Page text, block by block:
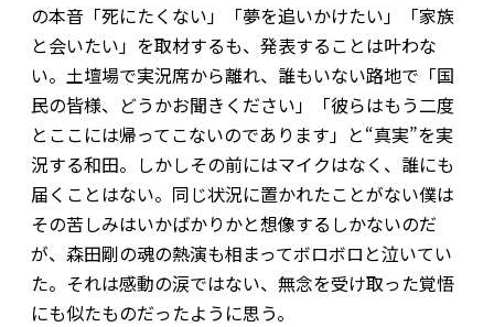
の本音――「死にたくない」「夢を追いかけたい」「家族
と会いたい」を取材するも、発表することは叶わな
い。土壇場で実況席から離れ、誰もいない路地で「国
民の皆様、どうかお聞きください」「彼らはもう二度
とここには帰ってこないのであります」と“真実”を実
況する和田。しかしその前にはマイクはなく、誰にも
届くことはない。同じ状況に置かれたことがない僕は
その苦しみはいかばかりかと想像するしかないのだ
が、森田剛の魂の熱演も相まってボロボロと泣いてい
た。それは感動の涙ではない、無念を受け取った覚悟
にも似たものだったように思う。